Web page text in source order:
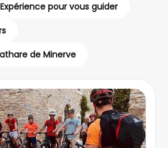
pour vous guider
de Minerve